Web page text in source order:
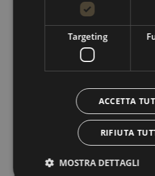
Potete continuare a seguire
Targeting
ACCETTA
RIFIUTA
MOSTRA DETTAGLI